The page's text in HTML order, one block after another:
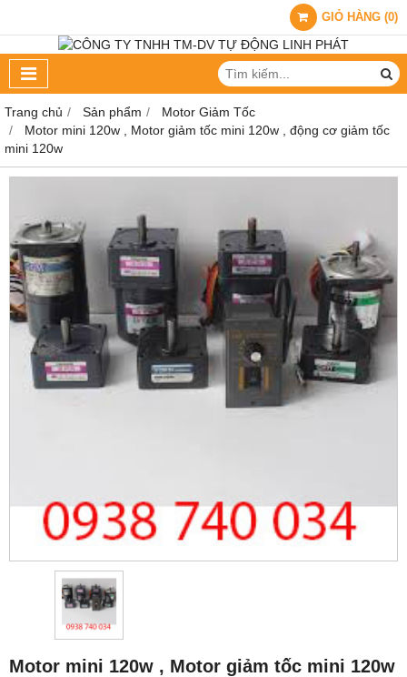
GIỎ HÀNG (0)
Trang chủ Sản phẩm
Motor Giảm Tốc
Motor mini 120w , Motor giảm tốc mini 120w , động cơ giảm tốc
mini 120w
Motor mini 120w , Motor giảm tốc mini 120w